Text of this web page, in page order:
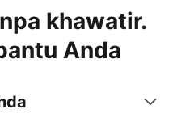
khawatir.
Anda